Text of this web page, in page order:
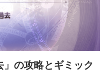
の攻略とギミック